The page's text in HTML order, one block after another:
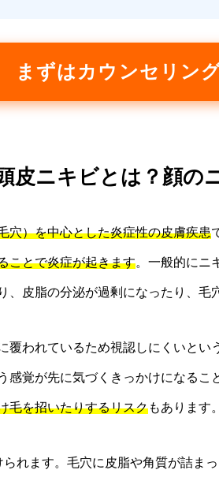
まずはカウンセリン
皮ニキビとは？顔の
穴）を中心とした炎症性の皮膚疾患
ことで炎症が起きます。一般的にニ
、皮脂の分泌が過剰になったり、毛
覆われているため視認しにくいとい
感覚が先に気づくきっかけになるこ
毛を招いたりするリスクもあります。
れます。毛穴に皮脂や角質が詰ま